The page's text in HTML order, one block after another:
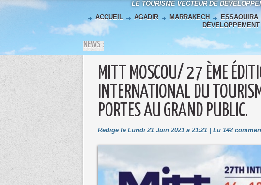
LE TOURISME VECTEUR DE
ACCUEIL
AGADIR MARRAKECH ESSAOUIRA
NEWS :
MITT MOSCOU/ 27 ÈME
INTERNATIONAL DU
PORTES AU GRAND PUBLIC.
Rédigé le Lundi 21 Juin 2021 à 21:21 | Lu 142